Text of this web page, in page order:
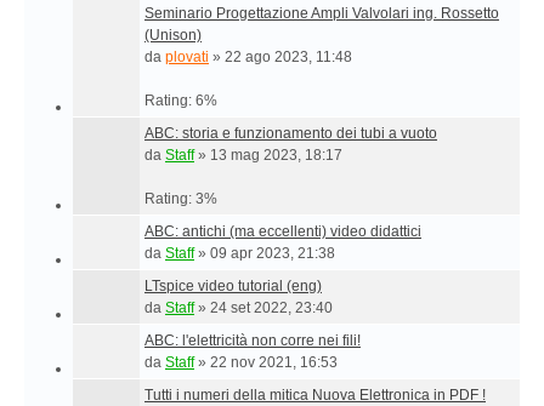
Seminario Progettazione Ampli Valvolari ing. Rossetto
(Unison)
da plovati » 22 ago 2023, 11:48
Rating: 6%
ABC: storia e funzionamento dei tubi a vuoto
da Staff» 13 mag 2023, 18:17
Rating: 3%
ABC: antichi (ma eccellenti) video didattici
da Staff» 09 apr 2023, 21:38
LTspice video tutorial (eng)
da Staff» 24 set 2022, 23:40
ABC: l'elettricità non corre nei fili!
da Staff» 22 nov 2021, 16:53
Tutti i numeri della mitica Nuova Elettronica in PDF !